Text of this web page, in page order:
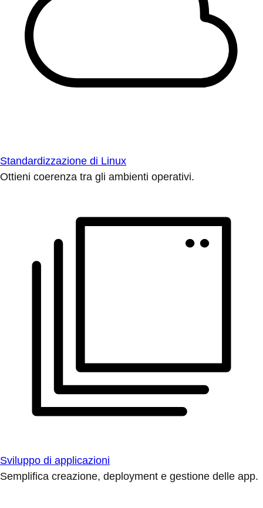
Standardizzazione di Linux
Ottieni coerenza tra gli ambienti operativi.
Sviluppo di applicazioni
Semplifica creazione, deployment e gestione delle app.